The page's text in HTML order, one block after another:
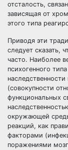
отсталость,
зависящая от
этого типа
Приводя эти
следует сказать,
часто. Наиболее
психогенного
(совокупности
функциональных
окружающей
реакций, как
факторами
поражениями